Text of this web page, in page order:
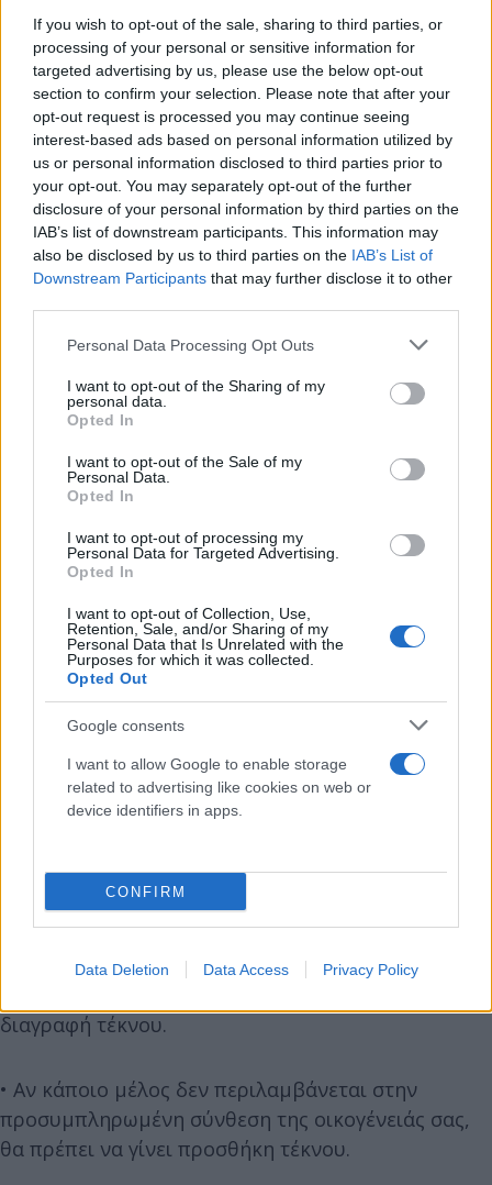
If you wish to opt-out of the sale, sharing to third parties, or
processing of your personal or sensitive information for
targeted advertising by us, please use the below opt-out
section to confirm your selection. Please note that after your
opt-out request is processed you may continue seeing
interest-based ads based on personal information utilized by
us or personal information disclosed to third parties prior to
your opt-out. You may separately opt-out of the further
disclosure of your personal information by third parties on the
IAB’s list of downstream participants. This information may
also be disclosed by us to third parties on the IAB’s List of
Downstream Participants that may further disclose it to other
Please note that this website/app uses one or more Google
not limited to your visit or usage behaviour. You may click to
grant or deny consent to Google and its third-party tags to
use your data for below specified purposes in below Google
consent section.
Personal Data Processing Opt Outs
I want to opt-out of the Sharing of my
personal data.
Opted In
I want to opt-out of the Sale of my
Personal Data.
Opted In
I want to opt-out of processing my
Personal Data for Targeted Advertising.
Opted In
I want to opt-out of Collection, Use,
Retention, Sale, and/or Sharing of my
Personal Data that Is Unrelated with the
Purposes for which it was collected.
Opted Out
Google consents
I want to allow Google to enable storage
related to advertising like cookies on web or
device identifiers in apps.
CONFIRM
Data Deletion Data Access Privacy Policy
Πώς υπολογίζεται
Σύμφωνα με τον νόμο, το επίδομα παιδιών
που έχουν δηλωθεί στο Α21 το 2022 και σύμφωνα
με την τελευταία εκκαθαρισμένη φορολογική
δήλωση.
Η διαδικασία έχει ως ακολούθως:
link που ακολουθεί μετά τις οδηγίες.
• Δίνετε τον ΑΜΚΑ και δηλώνετε ότι συναινείτε
στην επεξεργασία των στοιχείων που απαιτούνται.
να εισαγάγουν τον ΑΦΜ και τον αντίστοιχο ΑΜΚΑ.
ταυτότητας, διεύθυνσης και επικοινωνίας, καθώς
και τον ΙΒΑΝ του τραπεζικού λογαριασμού σας.
• Αν κάποιο από τα τέκνα δεν πρέπει να
διαγραφή τέκνου.
• Αν κάποιο μέλος δεν περιλαμβάνεται στην
προσυμπληρωμένη σύνθεση της οικογένειάς σας,
θα πρέπει να γίνει προσθήκη τέκνου.